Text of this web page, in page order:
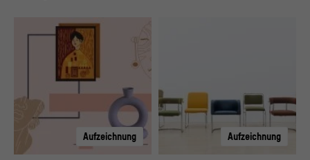
Aufzeichnung Aufzeichnung